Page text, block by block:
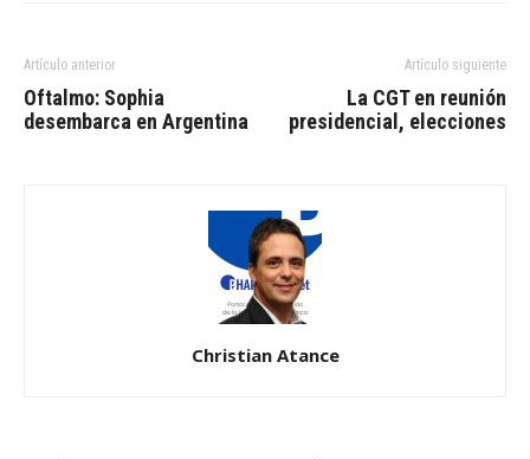
Artículo anterior
Oftalmo: Sophia
desembarca en Argentina
Artículo siguiente
La CGT en reunión
presidencial, elecciones
Christian Atance